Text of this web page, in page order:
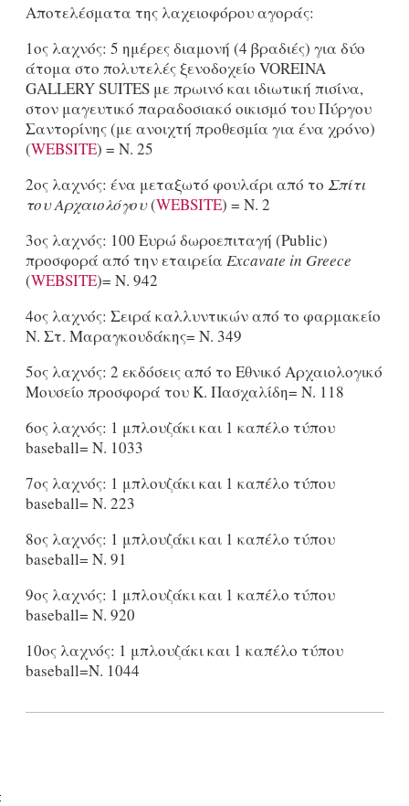
Aποτελέσματα της λαχειοφόρου αγοράς:
1ος λαχνός: 5 ημέρες διαμονή (4 βραδιές) για δύο
άτομα στο πολυτελές ξενοδοχείο VOREINA
GALLERY SUITES με πρωινό και ιδιωτική πισίνα,
στον μαγευτικό παραδοσιακό οικισμό του Πύργου
Σαντορίνης (με ανοιχτή προθεσμία για ένα χρόνο)
(WEBSITE) = Ν. 25
2ος λαχνός: ένα μεταξωτό φουλάρι από το Σπίτι
του Αρχαιολόγου(WEBSITE) = Ν. 2
3ος λαχνός: 100 Ευρώ δωροεπιταγή (Public)
προσφορά από την εταιρεία Excavate in Greece
(WEBSITE)= Ν. 942
4ος λαχνός: Σειρά καλλυντικών από το φαρμακείο
Ν. Στ. Μαραγκουδάκης= Ν. 349
5ος λαχνός: 2 εκδόσεις από το Εθνικό Αρχαιολογικό
Μουσείο προσφορά του Κ. Πασχαλίδη= Ν. 118
6ος λαχνός: 1 μπλουζάκι και 1 καπέλο τύπου
baseball= Ν. 1033
7ος λαχνός: 1 μπλουζάκι και 1 καπέλο τύπου
baseball= Ν. 223
8ος λαχνός: 1 μπλουζάκι και 1 καπέλο τύπου
baseball= Ν. 91
9ος λαχνός: 1 μπλουζάκι και 1 καπέλο τύπου
baseball= Ν. 920
10ος λαχνός: 1 μπλουζάκι και 1 καπέλο τύπου
baseball=Ν. 1044